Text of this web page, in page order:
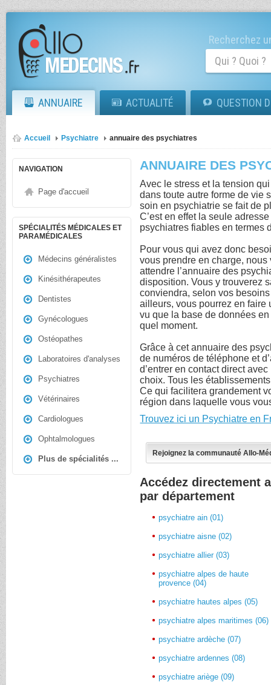
Recherchez
ANNUAIRE ACTUALITÉ QUESTION
Accueil Psychiatre annuaire des psychiatres
NAVIGATION
Page d'accueil
SPÉCIALITÉS MÉDICALES ET
PARAMÉDICALES
Médecins généralistes
Kinésithérapeutes
Dentistes
Gynécologues
Ostéopathes
Laboratoires d'analyses
Psychiatres
Vétérinaires
Cardiologues
Ophtalmologues
Plus de spécialités ...
ANNUAIRE DES
Avec le stress et la tension
dans toute autre forme de vie
soin en psychiatrie se fait de
C’est en effet la seule
psychiatres fiables en termes
Pour vous qui avez donc
vous prendre en charge,
attendre l’annuaire des
disposition. Vous y trouverez
conviendra, selon vos
ailleurs, vous pourrez en
vu que la base de données
quel moment.
Grâce à cet annuaire des
de numéros de téléphone et
d’entrer en contact direct
choix. Tous les
Ce qui facilitera grandement
région dans laquelle vous
Trouvez ici un Psychiatre en
Rejoignez la communauté Allo-
Accédez directement
par département
psychiatre ain (01)
psychiatre aisne (02)
psychiatre allier (03)
psychiatre alpes de haute
provence (04)
psychiatre hautes alpes (05)
psychiatre alpes maritimes (06)
psychiatre ardèche (07)
psychiatre ardennes (08)
psychiatre ariège (09)